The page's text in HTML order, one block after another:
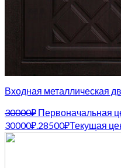
Входная металлическая
30000₽ Первоначальная
30000₽.28500₽Текущая